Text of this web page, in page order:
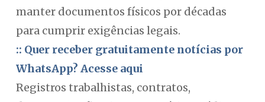
manter documentos físicos por décadas
para cumprir exigências legais.
:: Quer receber gratuitamente notícias por
WhatsApp? Acesse aqui
Registros trabalhistas, contratos,